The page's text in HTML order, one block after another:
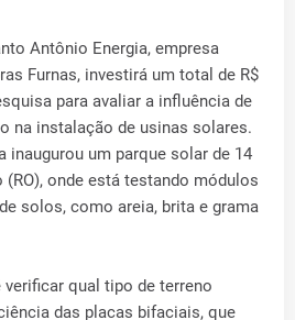
Antônio Energia, empresa
Furnas, investirá um total de R$
para avaliar a influência de
na instalação de usinas solares.
inaugurou um parque solar de 14
onde está testando módulos
solos, como areia, brita e grama
qual tipo de terreno
das placas bifaciais, que